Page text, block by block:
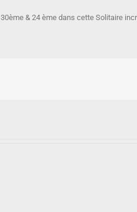
& 24 ème dans cette Solitaire